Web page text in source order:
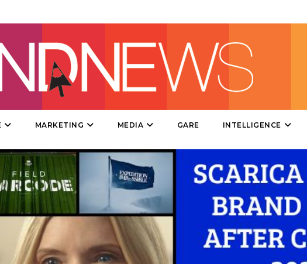
DESIGN
PUNTI VENDITA
CSR
MARKETING MEDIA GARE INTELLIGENCE